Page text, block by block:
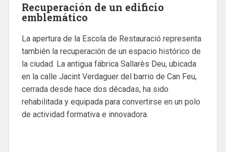
Recuperación de un edificio
emblemático
La apertura de la Escola de Restauració representa
también la recuperación de un espacio histórico de
la ciudad. La antigua fábrica Sallarès Deu, ubicada
en la calle Jacint Verdaguer del barrio de Can Feu,
cerrada desde hace dos décadas, ha sido
rehabilitada y equipada para convertirse en un polo
de actividad formativa e innovadora.